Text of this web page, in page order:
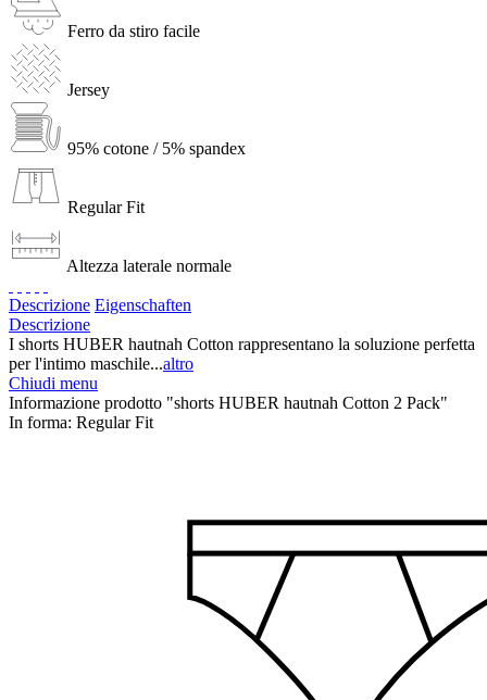
Ferro da stiro facile
Jersey
95% cotone / 5% spandex
Regular Fit
Altezza laterale normale
Descrizione Eigenschaften
Descrizione
I shorts HUBER hautnah Cotton rappresentano la soluzione perfetta
per l'intimo maschile...altro
Chiudi menu
Informazione prodotto "shorts HUBER hautnah Cotton 2 Pack"
In forma: Regular Fit